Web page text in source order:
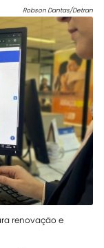
Robson Dantas/Detran
renovação e